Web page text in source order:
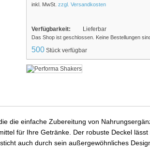
inkl. MwSt. zzgl. Versandkosten
Verfügbarkeit: Lieferbar
Das Shop ist geschlossen. Keine Bestellungen
500 Stück verfügbar
die einfache Zubereitung von
für Ihre Getränke. Der robuste Deckel
auch durch sein außergewöhnliches